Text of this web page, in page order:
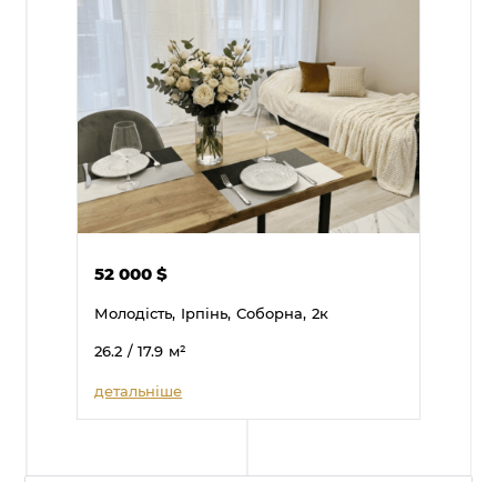
52 000$
Молодість, Ірпінь, Соборна, 2к
26.2 / 17.9 м²
детальніше